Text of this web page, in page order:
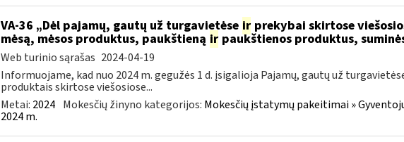
VA-36 „Dėl pajamų, gautų už turgavietėse irprekybai skirtose
mėsą, mėsos produktus, paukštieną irpaukštienos produktus,
Web turinio sąrašas 2024-04-19
Informuojame, kad nuo 2024 m. gegužės 1 d. įsigalioja Pajamų, gautų už
produktais skirtose viešosiose...
Metai: 2024 Mokesčių žinyno kategorijos: Mokesčių įstatymų pakeitimai »
2024 m.